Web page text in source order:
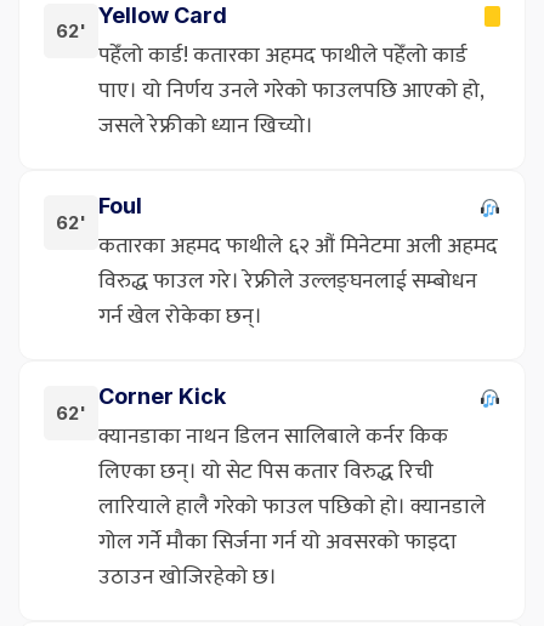
62'
Yellow Card
पहेँलो कार्ड! कतारका अहमद फाथीले पहेँलो कार्ड
पाए। यो निर्णय उनले गरेको फाउलपछि आएको हो,
जसले रेफ्रीको ध्यान खिच्यो।
62'
Foul
कतारका अहमद फाथीले ६२ औं मिनेटमा अली अहमद
विरुद्ध फाउल गरे। रेफ्रीले उल्लङ्घनलाई सम्बोधन
गर्न खेल रोकेका छन्।
62'
Corner Kick
क्यानडाका नाथन डिलन सालिबाले कर्नर किक
लिएका छन्। यो सेट पिस कतार विरुद्ध रिची
लारियाले हालै गरेको फाउल पछिको हो। क्यानडाले
गोल गर्ने मौका सिर्जना गर्न यो अवसरको फाइदा
उठाउन खोजिरहेको छ।